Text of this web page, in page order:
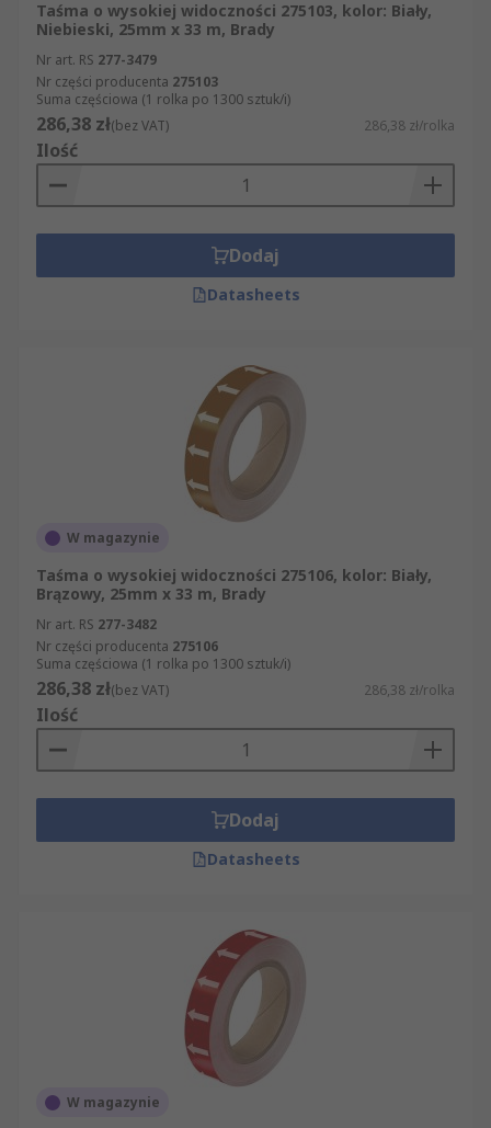
Taśma o wysokiej widoczności 275103, kolor: Biały,
Niebieski, 25mm x 33 m, Brady
Nr art. RS 277-3479
Nr części producenta 275103
Suma częściowa (1 rolka po 1300 sztuk/i)
286,38 zł(bez VAT) 286,38 zł/rolka
Ilość
Dodaj
Datasheets
W magazynie
Taśma o wysokiej widoczności 275106, kolor: Biały,
Brązowy, 25mm x 33 m, Brady
Nr art. RS 277-3482
Nr części producenta 275106
Suma częściowa (1 rolka po 1300 sztuk/i)
286,38 zł(bez VAT) 286,38 zł/rolka
Ilość
Dodaj
Datasheets
W magazynie